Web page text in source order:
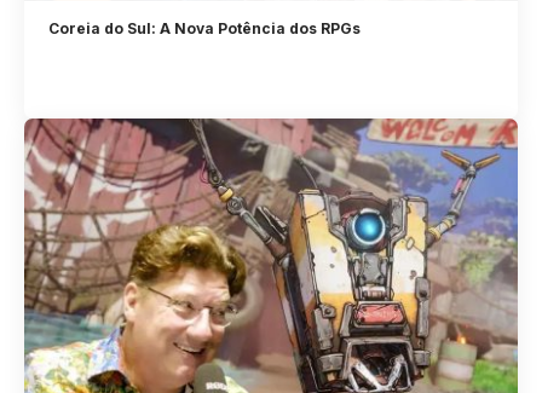
Coreia do Sul: A Nova Potência dos RPGs